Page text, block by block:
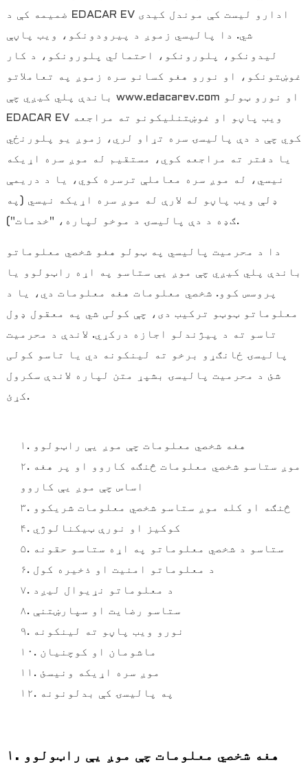
ضمیمه کې د EDACAR EV ادارو لیست کې موندل کیدی
شي. دا پالیسي زموږ د پیرودونکو، ویب پاڼې
لیدونکو، پلورونکو، احتمالي پلورونکو، د کار
غوښتونکو، او نورو هغو کسانو سره زموږ په تعاملاتو
باندې پلي کیږي چې www.edacarev.com او نورو ټولو
EDACAR EV ویب پاڼو او غوښتنلیکونو ته مراجعه
کوي چې د دې پالیسۍ سره تړاو لري، زموږ یو پلورنځي
یا دفتر ته مراجعه کوي، مستقیم له موږ سره اړیکه
نیسي، له موږ سره معاملې ترسره کوي، یا د دریمې
ډلې ویب پاڼو له لارې له موږ سره اړیکه نیسي (په
ګډه د دې پالیسۍ د موخو لپاره، "خدمات").
دا د محرمیت پالیسي په ټولو هغو شخصي معلوماتو
باندې پلي کیږي چې موږ یې ستاسو په اړه راټولوو یا
پروسس کوو. شخصي معلومات هغه معلومات دي، یا د
معلوماتو ټوټو ترکیب دی، چې کولی شي په معقول ډول
تاسو ته د پیژندلو اجازه درکړي. لاندې د محرمیت
پالیسۍ ځانګړو برخو ته لینکونه دي یا تاسو کولی
شئ د محرمیت پالیسۍ بشپړ متن لپاره لاندې سکرول
کړئ.
۱. هغه شخصي معلومات چې موږ یې راټولوو
۲. موږ ستاسو شخصي معلومات څنګه کاروو او پر هغه
اساس چې موږ یې کاروو
۳. څنګه او کله موږ ستاسو شخصي معلومات شریکوو
۴. کوکیز او نورې ټیکنالوژي
۵. ستاسو د شخصي معلوماتو په اړه ستاسو حقونه
۶. د معلوماتو امنیت او ذخیره کول
۷. د معلوماتو نړیوال لیږد
۸. ستاسو رضایت او سپارښتنې
۹. نورو ویب پاڼو ته لینکونه
۱۰. ماشومان او کوچنيان
۱۱. موږ سره اړیکه ونیسئ
۱۲. په پالیسۍ کې بدلونونه
۱. هغه شخصي معلومات چې موږ یې راټولوو